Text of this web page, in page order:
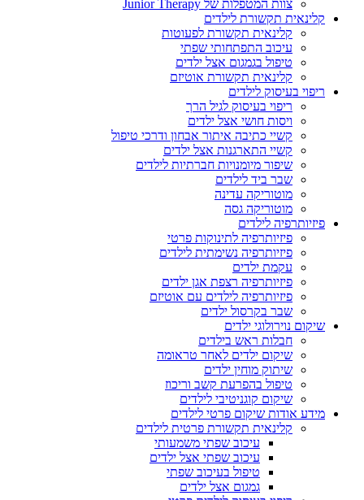
צוות המטפלות של Junior Therapy
קלינאית תקשורת לילדים
קלינאית תקשורת לפעוטות
עיכוב התפתחותי שפתי
טיפול בגמגום אצל ילדים
קלינאית תקשורת אוטיזם
ריפוי בעיסוק לילדים
ריפוי בעיסוק לגיל הרך
ויסות חושי אצל ילדים
קשיי כתיבה איתור אבחון ודרכי טיפול
קשיי התארגנות אצל ילדים
שיפור מיומנויות חברתיות לילדים
שבר ביד לילדים
מוטוריקה עדינה
מוטוריקה גסה
פיזיותרפיה לילדים
פיזיותרפיה לתינוקות פרטי
פיזיותרפיה נשימתית לילדים
עקמת ילדים
פיזיותרפיה רצפת אגן ילדים
פיזיותרפיה לילדים עם אוטיזם
שבר בקרסול ילדים
שיקום נוירולוגי ילדים
חבלות ראש בילדים
שיקום ילדים לאחר טראומה
שיתוק מוחין ילדים
טיפול בהפרעת קשב וריכוז
שיקום קוגניטיבי לילדים
מידע אודות שיקום פרטי לילדים
קלינאית תקשורת פרטית לילדים
עיכוב שפתי משמעותי
עיכוב שפתי אצל ילדים
טיפול בעיכוב שפתי
גמגום אצל ילדים